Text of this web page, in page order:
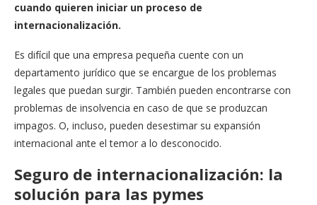
cuando quieren iniciar un proceso de
internacionalización.
Es difícil que una empresa pequeña cuente con un
departamento jurídico que se encargue de los problemas
legales que puedan surgir. También pueden encontrarse con
problemas de insolvencia en caso de que se produzcan
impagos. O, incluso, pueden desestimar su expansión
internacional ante el temor a lo desconocido.
Seguro de internacionalización: la
solución para las pymes